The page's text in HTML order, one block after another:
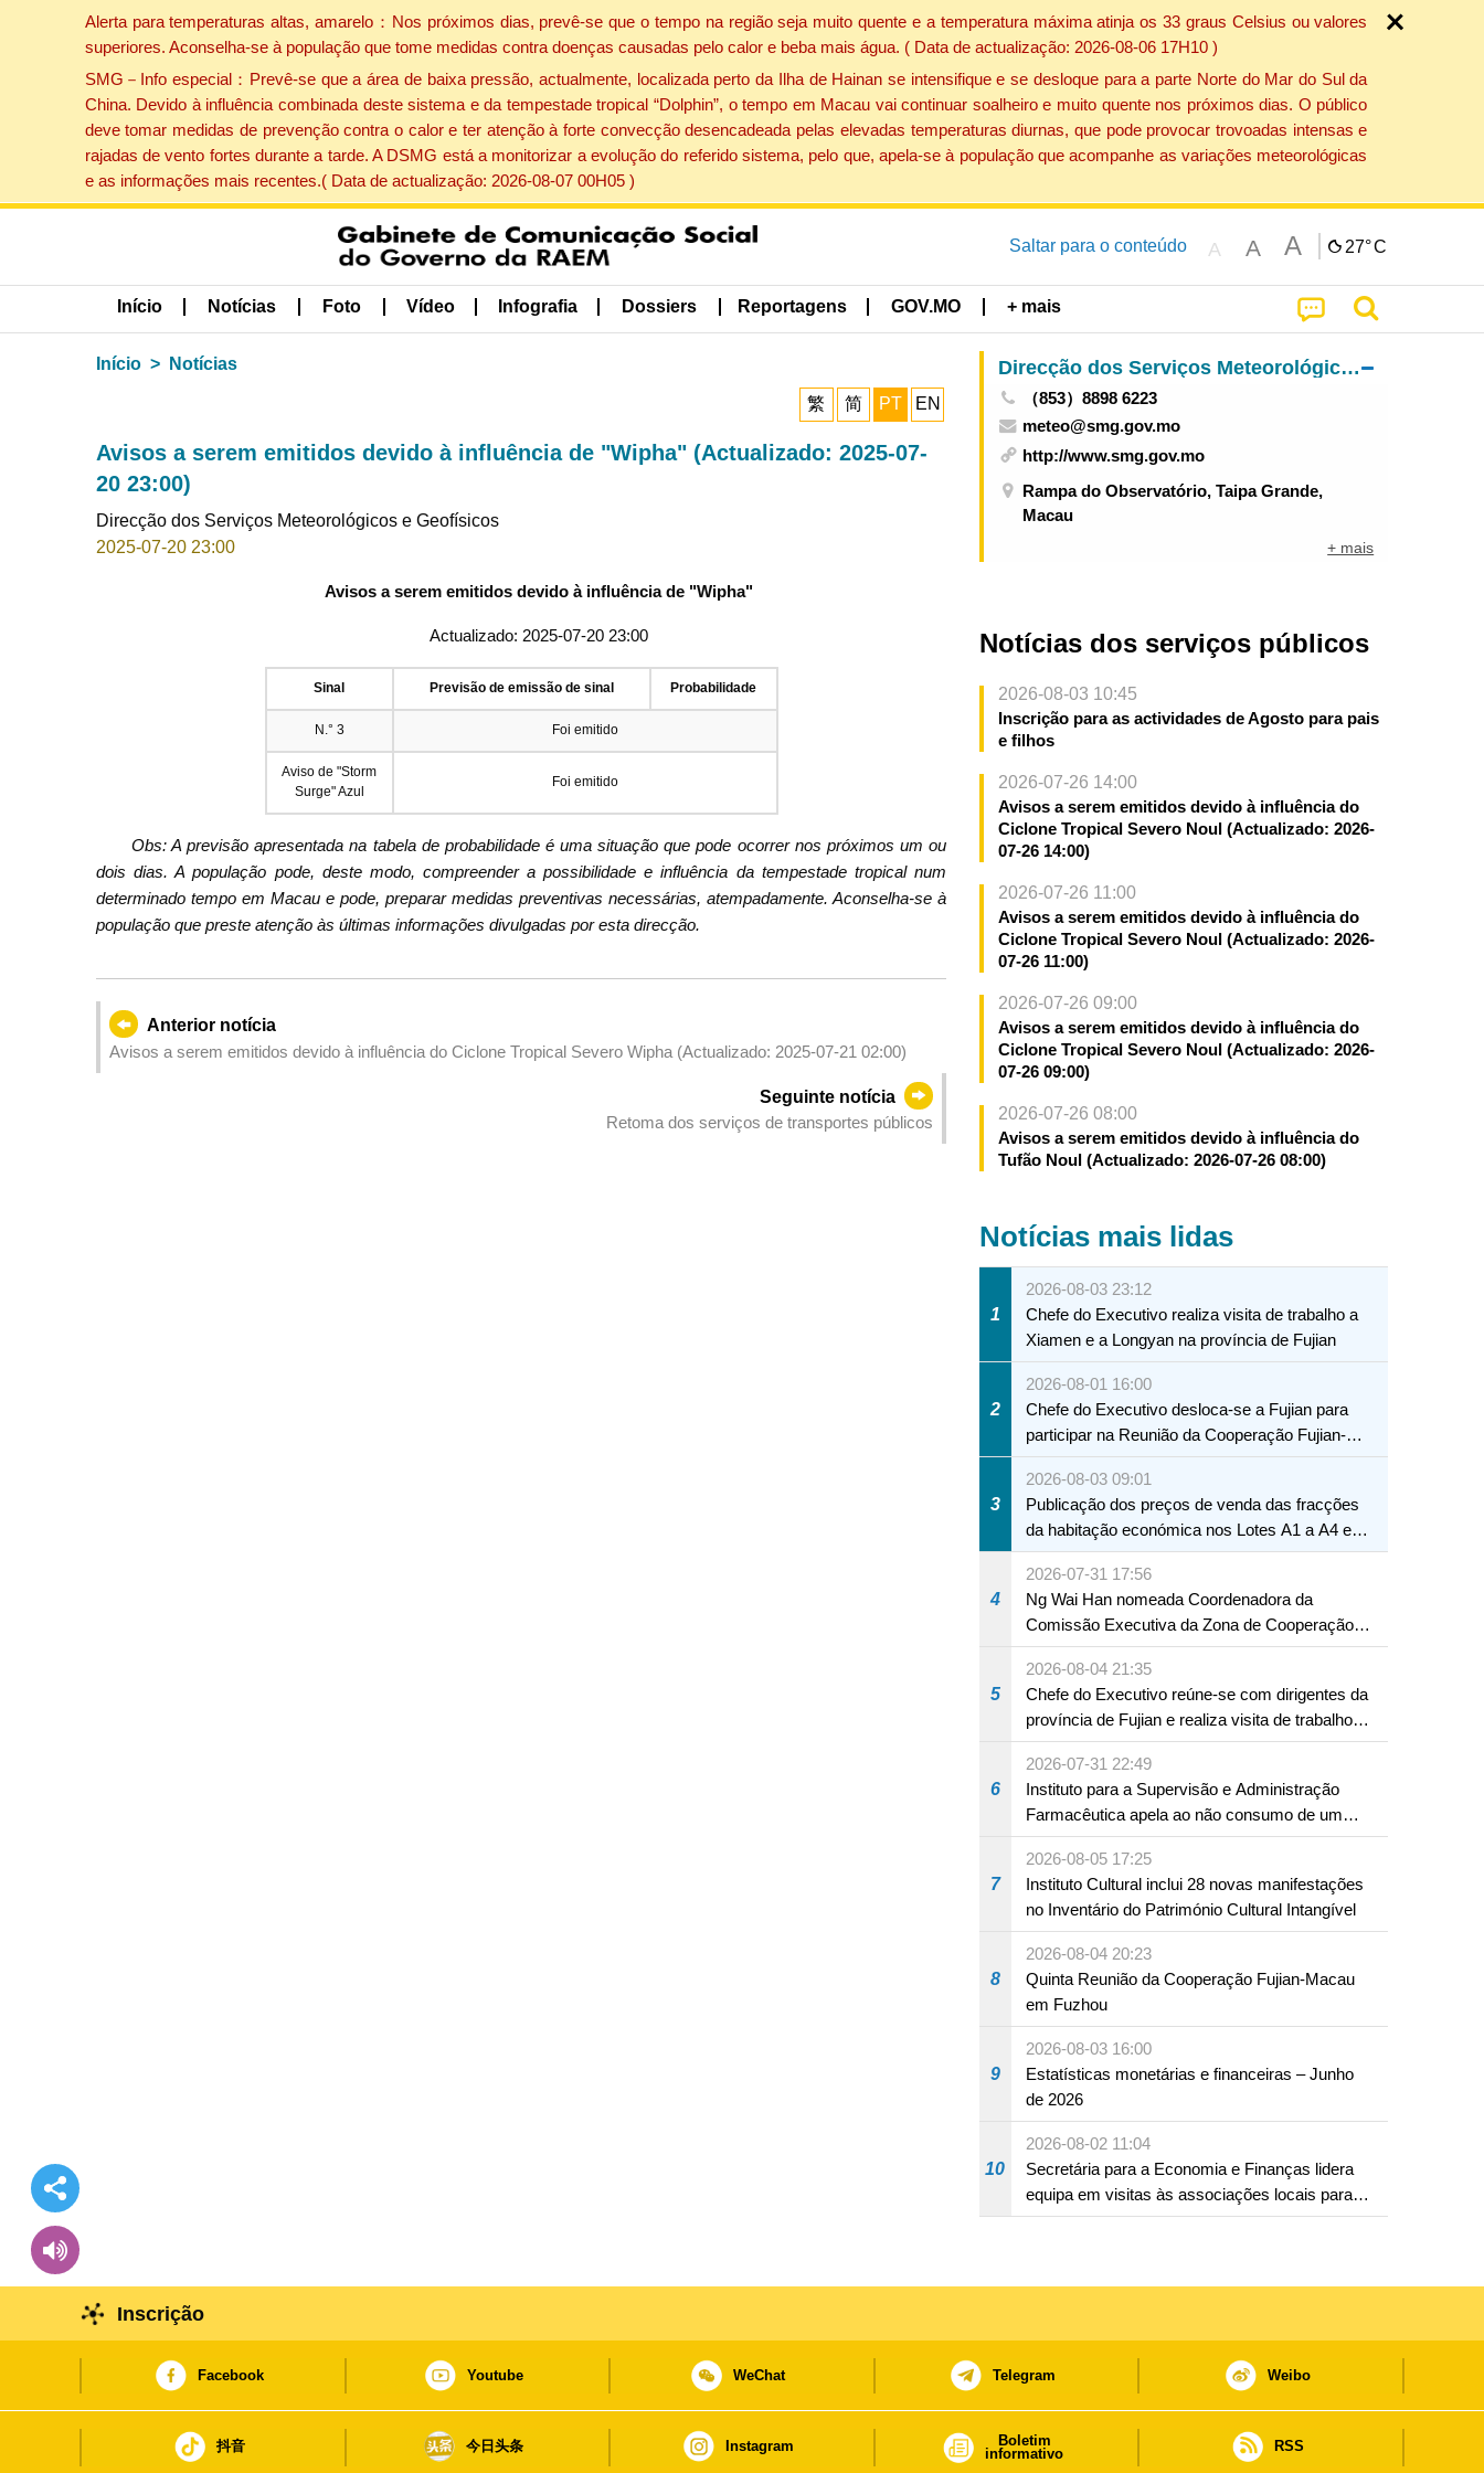
Alerta para temperaturas altas, amarelo：Nos próximos dias, prevê-se que o tempo na região seja muito quente e a temperatura máxima atinja os 33 graus Celsius ou valores
superiores. Aconselha-se à população que tome medidas contra doenças causadas pelo calor e beba mais água. ( Data de actualização: 2026-08-06 17H10 )
SMG－Info especial：Prevê-se que a área de baixa pressão, actualmente, localizada perto da Ilha de Hainan se intensifique e se desloque para a parte Norte do Mar do Sul da
China. Devido à influência combinada deste sistema e da tempestade tropical “Dolphin”, o tempo em Macau vai continuar soalheiro e muito quente nos próximos dias. O público
deve tomar medidas de prevenção contra o calor e ter atenção à forte convecção desencadeada pelas elevadas temperaturas diurnas, que pode provocar trovoadas intensas e
rajadas de vento fortes durante a tarde. A DSMG está a monitorizar a evolução do referido sistema, pelo que, apela-se à população que acompanhe as variações meteorológicas
e as informações mais recentes.( Data de actualização: 2026-08-07 00H05 )
Saltar para o conteúdo A A A 27°C
Início Notícias Foto Vídeo Infografia Dossiers Reportagens GOV.MO + mais
Início Notícias
繁 简 PT EN
Avisos a serem emitidos devido à influência de "Wipha" (Actualizado: 2025-07-
20 23:00)
Direcção dos Serviços Meteorológicos e Geofísicos
2025-07-20 23:00
Avisos a serem emitidos devido à influência de "Wipha"
Actualizado: 2025-07-20 23:00
Sinal Previsão de emissão de sinal Probabilidade
N.° 3 Foi emitido
Aviso de "Storm
Surge" Azul
Foi emitido
Obs: A previsão apresentada na tabela de probabilidade é uma situação que pode ocorrer nos próximos um ou
dois dias. A população pode, deste modo, compreender a possibilidade e influência da tempestade tropical num
determinado tempo em Macau e pode, preparar medidas preventivas necessárias, atempadamente. Aconselha-se à
população que preste atenção às últimas informações divulgadas por esta direcção.
Anterior notícia
Avisos a serem emitidos devido à influência do Ciclone Tropical Severo Wipha (Actualizado: 2025-07-21 02:00)
Seguinte notícia
Retoma dos serviços de transportes públicos
Direcção dos Serviços Meteorológicos e Geofísicos
（853）8898 6223
meteo@smg.gov.mo
http://www.smg.gov.mo
Rampa do Observatório, Taipa Grande,
Macau
+ mais
Notícias dos serviços públicos
2026-08-03 10:45
Inscrição para as actividades de Agosto para pais
e filhos
2026-07-26 14:00
Avisos a serem emitidos devido à influência do
Ciclone Tropical Severo Noul (Actualizado: 2026-
07-26 14:00)
2026-07-26 11:00
Avisos a serem emitidos devido à influência do
Ciclone Tropical Severo Noul (Actualizado: 2026-
07-26 11:00)
2026-07-26 09:00
Avisos a serem emitidos devido à influência do
Ciclone Tropical Severo Noul (Actualizado: 2026-
07-26 09:00)
2026-07-26 08:00
Avisos a serem emitidos devido à influência do
Tufão Noul (Actualizado: 2026-07-26 08:00)
Notícias mais lidas
1
2026-08-03 23:12
Chefe do Executivo realiza visita de trabalho a
Xiamen e a Longyan na província de Fujian
2
2026-08-01 16:00
Chefe do Executivo desloca-se a Fujian para
participar na Reunião da Cooperação Fujian-
Macau
3
2026-08-03 09:01
Publicação dos preços de venda das fracções
da habitação económica nos Lotes A1 a A4 e
A12 da Zona A dos Novos Aterros
4
2026-07-31 17:56
Ng Wai Han nomeada Coordenadora da
Comissão Executiva da Zona de Cooperação
Aprofundada entre Guangdong e Macau em
Hengqin
5
2026-08-04 21:35
Chefe do Executivo reúne-se com dirigentes da
província de Fujian e realiza visita de trabalho
em Fuzhou
6
2026-07-31 22:49
Instituto para a Supervisão e Administração
Farmacêutica apela ao não consumo de um
produto com substâncias medicamentosas
ocidentais
7
2026-08-05 17:25
Instituto Cultural inclui 28 novas manifestações
no Inventário do Património Cultural Intangível
8
2026-08-04 20:23
Quinta Reunião da Cooperação Fujian-Macau
em Fuzhou
9
2026-08-03 16:00
Estatísticas monetárias e financeiras – Junho
de 2026
10
2026-08-02 11:04
Secretária para a Economia e Finanças lidera
equipa em visitas às associações locais para
consolidar consensos e promover os trabalhos
Inscrição
Facebook Youtube WeChat Telegram Weibo
抖音 今日头条 Instagram
Boletim
informativo
RSS